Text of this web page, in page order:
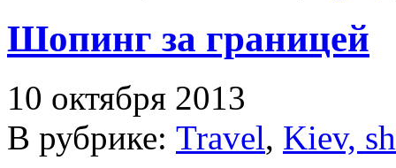
Шопинг за границей
10 октября 2013
В рубрике: Travel, Kiev,